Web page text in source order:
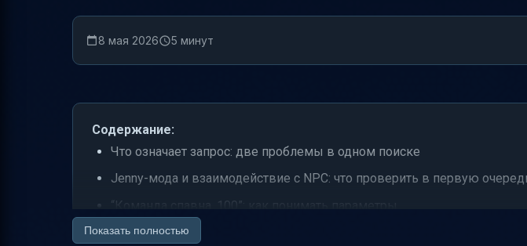
8 мая 2026 5 минут
Содержание:
Что означает запрос: две проблемы в одном поиске
Jenny-мода и взаимодействие с NPC: что проверить в первую
“Команда спавна .100”: как понимать параметры
Быстрый план, чтобы “ответить/сделать” правильно (без гаданий)
Показать полностью